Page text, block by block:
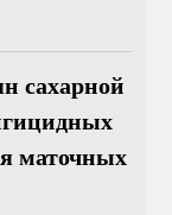
сахарной
маточных